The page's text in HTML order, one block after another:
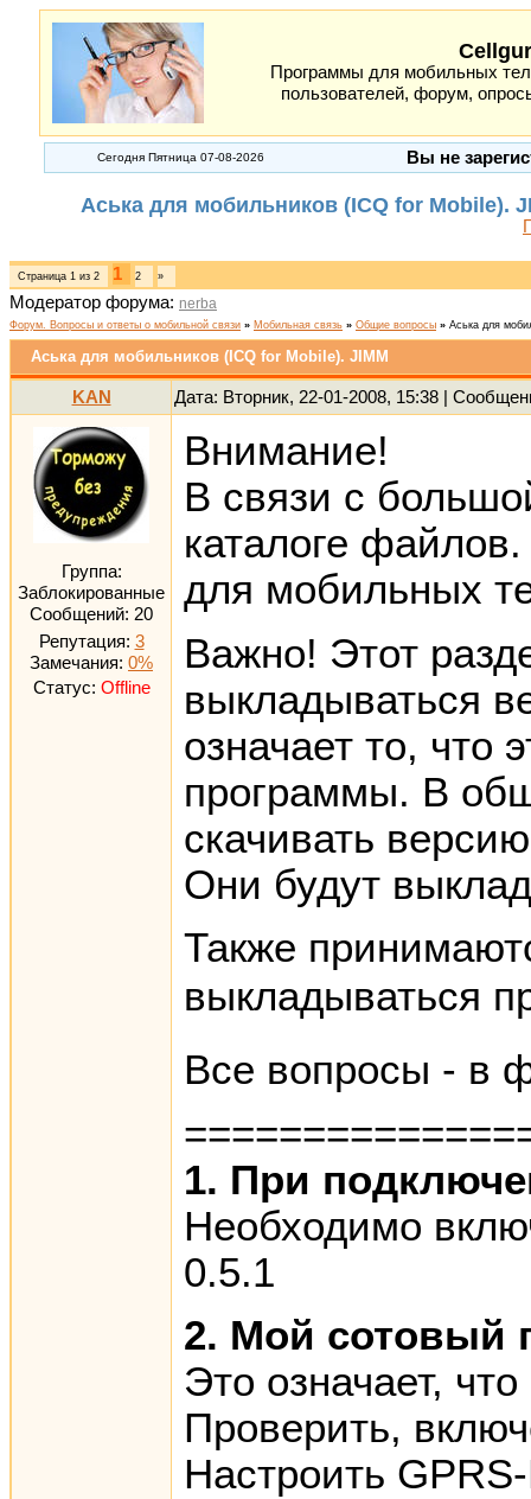
Программы для мобильных
пользователей, форум,
Сегодня Пятница 07-08-2026 Вы не
Аська для мобильников (ICQ for Mobile).
Страница 1 из 2 1 2 »
Модератор форума: nerba
Форум. Вопросы и ответы о мобильной связи » Мобильная связь » Общие вопросы » Аська для
Аська для мобильников (ICQ for Mobile). JIMM
KAN Дата: Вторник, 22-01-2008, 15:38 |
Группа:
Заблокированные
Сообщений: 20
Репутация: 3
Замечания: 0%
Статус: Offline
Внимание!
В связи с
каталоге
для мобильных
Важно! Этот
выкладываться
означает то, что
программы. В
скачивать
Они будут
Также
выкладываться
Все вопросы - в
1. При
Необходимо
0.5.1
2. Мой сотовый
Это означает,
Проверить,
Настроить